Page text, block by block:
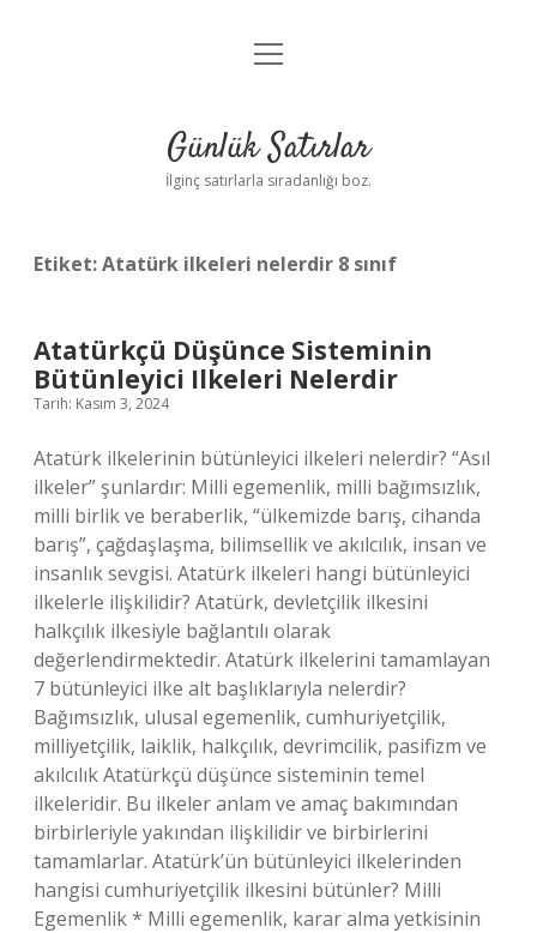
Anasayfa
Yasal Uyarı
menüyü
Günlük Satırlar
İlginç satırlarla sıradanlığı boz.
Etiket:Atatürk ilkeleri nelerdir 8 sınıf
Atatürkçü Düşünce Sisteminin
Bütünleyici Ilkeleri Nelerdir
Tarih: Kasım 3, 2024
Atatürk ilkelerinin bütünleyici ilkeleri nelerdir? “Asıl
ilkeler” şunlardır: Milli egemenlik, milli bağımsızlık,
milli birlik ve beraberlik, “ülkemizde barış, cihanda
barış”, çağdaşlaşma, bilimsellik ve akılcılık, insan ve
insanlık sevgisi. Atatürk ilkeleri hangi bütünleyici
ilkelerle ilişkilidir? Atatürk, devletçilik ilkesini
halkçılık ilkesiyle bağlantılı olarak
değerlendirmektedir. Atatürk ilkelerini tamamlayan
7 bütünleyici ilke alt başlıklarıyla nelerdir?
Bağımsızlık, ulusal egemenlik, cumhuriyetçilik,
milliyetçilik, laiklik, halkçılık, devrimcilik, pasifizm ve
akılcılık Atatürkçü düşünce sisteminin temel
ilkeleridir. Bu ilkeler anlam ve amaç bakımından
birbirleriyle yakından ilişkilidir ve birbirlerini
tamamlarlar. Atatürk’ün bütünleyici ilkelerinden
hangisi cumhuriyetçilik ilkesini bütünler? Milli
Egemenlik * Milli egemenlik, karar alma yetkisinin